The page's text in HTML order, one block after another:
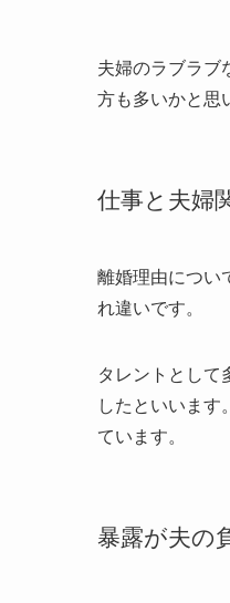
夫婦のラブラブ
方も多いかと思
仕事と夫婦
離婚理由につい
れ違いです。
タレントとして
したといいます
ています。
暴露が夫の